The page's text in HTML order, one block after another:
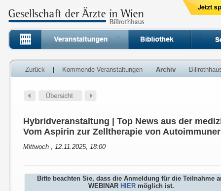
Zurück Kommende Veranstaltungen Archiv
Hybridveranstaltung | Top News aus der
Vom Aspirin zur Zelltherapie von
Mittwoch , 12.11.2025, 18:00
Bitte beachten Sie, dass die Anmeldung für die Teilnahme
WEBINAR HIER möglich ist.